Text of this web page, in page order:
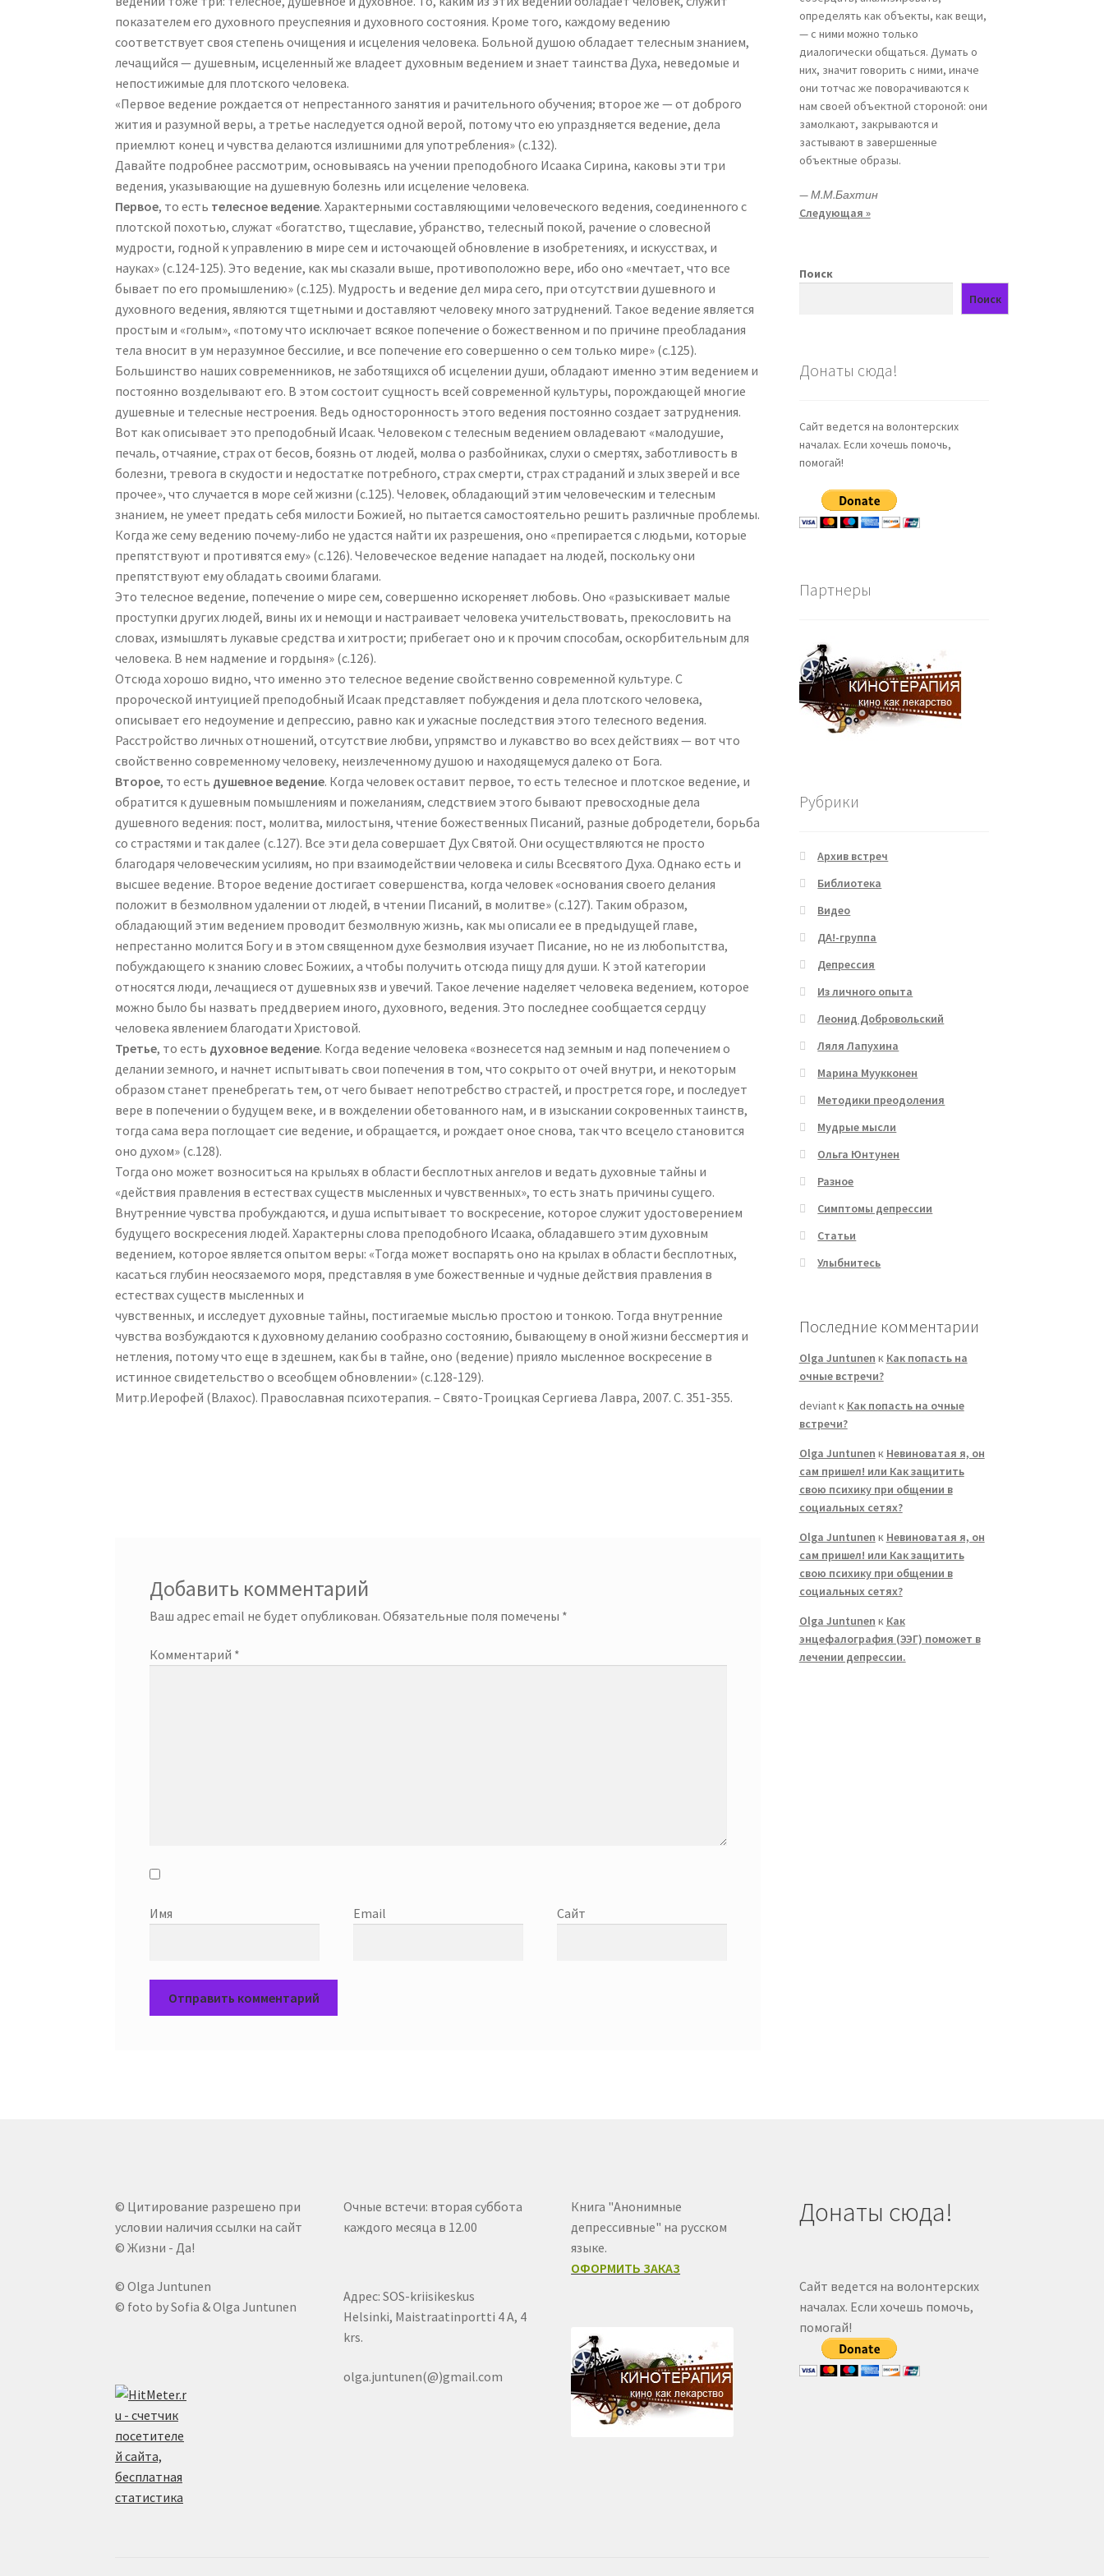
показателем его духовного преуспеяния и духовного состояния. Кроме того, каждому ведению
соответствует своя степень очищения и исцеления человека. Больной душою обладает телесным знанием,
лечащийся — душевным, исцеленный же владеет духовным ведением и знает таинства Духа, неведомые и
непостижимые для плотского человека.
«Первое ведение рождается от непрестанного занятия и рачительного обучения; второе же — от доброго
жития и разумной веры, а третье наследуется одной верой, потому что ею упраздняется ведение, дела
приемлют конец и чувства делаются излишними для употребления» (с.132).
Давайте подробнее рассмотрим, основываясь на учении преподобного Исаака Сирина, каковы эти три
ведения, указывающие на душевную болезнь или исцеление человека.
Первое, то есть телесное ведение. Характерными составляющими человеческого ведения, соединенного с
плотской похотью, служат «богатство, тщеславие, убранство, телесный покой, рачение о словесной
мудрости, годной к управлению в мире сем и источающей обновление в изобретениях, и искусствах, и
науках» (с.124-125). Это ведение, как мы сказали выше, противоположно вере, ибо оно «мечтает, что все
бывает по его промышлению» (с.125). Мудрость и ведение дел мира сего, при отсутствии душевного и
духовного ведения, являются тщетными и доставляют человеку много затруднений. Такое ведение является
простым и «голым», «потому что исключает всякое попечение о божественном и по причине преобладания
тела вносит в ум неразумное бессилие, и все попечение его совершенно о сем только мире» (с.125).
Большинство наших современников, не заботящихся об исцелении души, обладают именно этим ведением и
постоянно возделывают его. В этом состоит сущность всей современной культуры, порождающей многие
душевные и телесные нестроения. Ведь односторонность этого ведения постоянно создает затруднения.
Вот как описывает это преподобный Исаак. Человеком с телесным ведением овладевают «малодушие,
печаль, отчаяние, страх от бесов, боязнь от людей, молва о разбойниках, слухи о смертях, заботливость в
болезни, тревога в скудости и недостатке потребного, страх смерти, страх страданий и злых зверей и все
прочее», что случается в море сей жизни (с.125). Человек, обладающий этим человеческим и телесным
знанием, не умеет предать себя милости Божией, но пытается самостоятельно решить различные проблемы.
Когда же сему ведению почему-либо не удастся найти их разрешения, оно «препирается с людьми, которые
препятствуют и противятся ему» (с.126). Человеческое ведение нападает на людей, поскольку они
препятствуют ему обладать своими благами.
Это телесное ведение, попечение о мире сем, совершенно искореняет любовь. Оно «разыскивает малые
проступки других людей, вины их и немощи и настраивает человека учительствовать, прекословить на
словах, измышлять лукавые средства и хитрости; прибегает оно и к прочим способам, оскорбительным для
человека. В нем надмение и гордыня» (с.126).
Отсюда хорошо видно, что именно это телесное ведение свойственно современной культуре. С
пророческой интуицией преподобный Исаак представляет побуждения и дела плотского человека,
описывает его недоумение и депрессию, равно как и ужасные последствия этого телесного ведения.
Расстройство личных отношений, отсутствие любви, упрямство и лукавство во всех действиях — вот что
свойственно современному человеку, неизлеченному душою и находящемуся далеко от Бога.
Второе, то есть душевное ведение. Когда человек оставит первое, то есть телесное и плотское ведение, и
обратится к душевным помышлениям и пожеланиям, следствием этого бывают превосходные дела
душевного ведения: пост, молитва, милостыня, чтение божественных Писаний, разные добродетели, борьба
со страстями и так далее (с.127). Все эти дела совершает Дух Святой. Они осуществляются не просто
благодаря человеческим усилиям, но при взаимодействии человека и силы Всесвятого Духа. Однако есть и
высшее ведение. Второе ведение достигает совершенства, когда человек «основания своего делания
положит в безмолвном удалении от людей, в чтении Писаний, в молитве» (с.127). Таким образом,
обладающий этим ведением проводит безмолвную жизнь, как мы описали ее в предыдущей главе,
непрестанно молится Богу и в этом священном духе безмолвия изучает Писание, но не из любопытства,
побуждающего к знанию словес Божиих, а чтобы получить отсюда пищу для души. К этой категории
относятся люди, лечащиеся от душевных язв и увечий. Такое лечение наделяет человека ведением, которое
можно было бы назвать преддверием иного, духовного, ведения. Это последнее сообщается сердцу
человека явлением благодати Христовой.
Третье, то есть духовное ведение. Когда ведение человека «вознесется над земным и над попечением о
делании земного, и начнет испытывать свои попечения в том, что сокрыто от очей внутри, и некоторым
образом станет пренебрегать тем, от чего бывает непотребство страстей, и прострется горе, и последует
вере в попечении о будущем веке, и в вожделении обетованного нам, и в изыскании сокровенных таинств,
тогда сама вера поглощает сие ведение, и обращается, и рождает оное снова, так что всецело становится
оно духом» (с.128).
Тогда оно может возноситься на крыльях в области бесплотных ангелов и ведать духовные тайны и
«действия правления в естествах существ мысленных и чувственных», то есть знать причины сущего.
Внутренние чувства пробуждаются, и душа испытывает то воскресение, которое служит удостоверением
будущего воскресения людей. Характерны слова преподобного Исаака, обладавшего этим духовным
ведением, которое является опытом веры: «Тогда может воспарять оно на крылах в области бесплотных,
касаться глубин неосязаемого моря, представляя в уме божественные и чудные действия правления в
естествах существ мысленных и
чувственных, и исследует духовные тайны, постигаемые мыслью простою и тонкою. Тогда внутренние
чувства возбуждаются к духовному деланию сообразно состоянию, бывающему в оной жизни бессмертия и
нетления, потому что еще в здешнем, как бы в тайне, оно (ведение) прияло мысленное воскресение в
истинное свидетельство о всеобщем обновлении» (с.128-129).
Митр.Иерофей (Влахос). Православная психотерапия. – Свято-Троицкая Сергиева Лавра, 2007. С. 351-355.
Добавить комментарий
Ваш адрес email не будет опубликован. Обязательные поля помечены *
Комментарий *
Имя Email Сайт
определять как объекты, как вещи,
— с ними можно только
диалогически общаться. Думать о
них, значит говорить с ними, иначе
они тотчас же поворачиваются к
нам своей объектной стороной: они
замолкают, закрываются и
застывают в завершенные
объектные образы.
—М.М.Бахтин
Следующая »
Поиск
Поиск
Донаты сюда!
Сайт ведется на волонтерских
началах. Если хочешь помочь,
помогай!
Партнеры
Рубрики
Архив встреч
Библиотека
Видео
ДА!-группа
Депрессия
Из личного опыта
Леонид Добровольский
Ляля Лапухина
Марина Муукконен
Методики преодоления
Мудрые мысли
Ольга Юнтунен
Разное
Симптомы депрессии
Статьи
Улыбнитесь
Последние комментарии
Olga Juntunen к Как попасть на
очные встречи?
deviantк Как попасть на очные
встречи?
Olga Juntunen к Невиноватая я, он
сам пришел! или Как защитить
свою психику при общении в
социальных сетях?
Olga Juntunen к Невиноватая я, он
сам пришел! или Как защитить
свою психику при общении в
социальных сетях?
Olga Juntunen к Как
энцефалография (ЭЭГ) поможет в
лечении депрессии.
© Цитирование разрешено при
условии наличия ссылки на сайт
© Жизни - Да!
© Olga Juntunen
© foto by Sofia & Olga Juntunen
Очные встечи: вторая суббота
каждого месяца в 12.00
Адрес: SOS-kriisikeskus
Helsinki, Maistraatinportti 4 A, 4
krs.
olga.juntunen(@)gmail.com
Книга "Анонимные
депрессивные" на русском
языке.
ОФОРМИТЬ ЗАКАЗ
Донаты сюда!
Сайт ведется на волонтерских
началах. Если хочешь помочь,
помогай!